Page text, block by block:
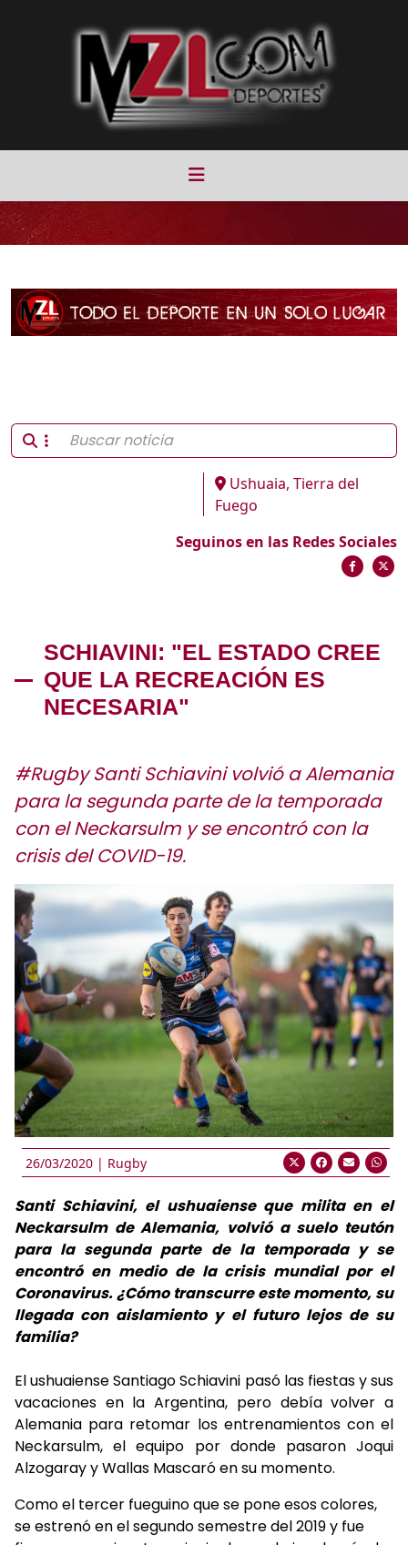
Ushuaia, Tierra del
Fuego
Seguinos en las Redes Sociales
SCHIAVINI: "EL ESTADO CREE
QUE LA RECREACIÓN ES
NECESARIA"
#Rugby Santi Schiavini volvió a Alemania
para la segunda parte de la temporada
con el Neckarsulm y se encontró con la
crisis del COVID-19.
26/03/2020 | Rugby
Santi Schiavini, el ushuaiense que milita en el
Neckarsulm de Alemania, volvió a suelo teutón
para la segunda parte de la temporada y se
encontró en medio de la crisis mundial por el
Coronavirus. ¿Cómo transcurre este momento, su
llegada con aislamiento y el futuro lejos de su
familia?
El ushuaiense Santiago Schiavini pasó las fiestas y sus
vacaciones en la Argentina, pero debía volver a
Alemania para retomar los entrenamientos con el
Neckarsulm, el equipo por donde pasaron Joqui
Alzogaray y Wallas Mascaró en su momento.
Como el tercer fueguino que se pone esos colores,
se estrenó en el segundo semestre del 2019 y fue